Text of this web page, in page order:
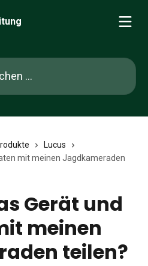
Lucus
mit meinen Jagdkameraden
Gerät und
meinen
teilen?